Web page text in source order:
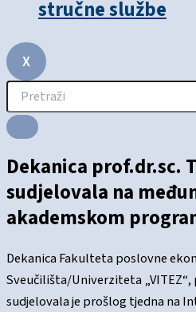
stručne službe
X
Dekanica prof.dr.sc.
sudjelovala na
akademskom
Dekanica Fakulteta poslovne
Sveučilišta/Univerziteta „VITEZ“,
sudjelovala je prošlog tjedna na